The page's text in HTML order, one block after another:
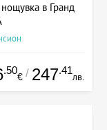
в Гранд
.50
€ / 247.41
лв.